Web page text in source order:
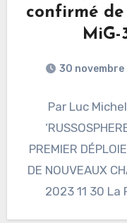
confirmé de
30 novembre
Par Luc
PREMIER
DE NOUVEAUX
2023 11 30